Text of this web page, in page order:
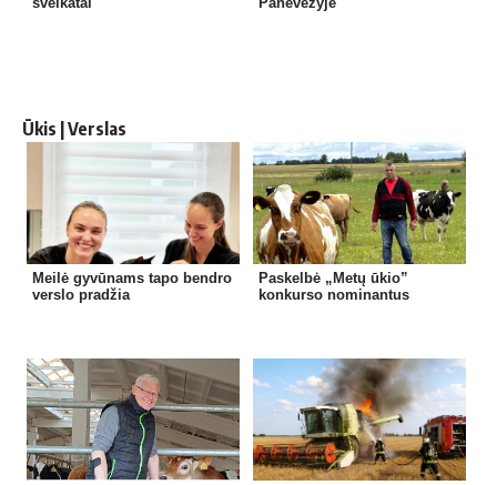
Ūkis | Verslas
Meilė gyvūnams tapo bendro
verslo pradžia
Paskelbė „Metų ūkio”
konkurso nominantus